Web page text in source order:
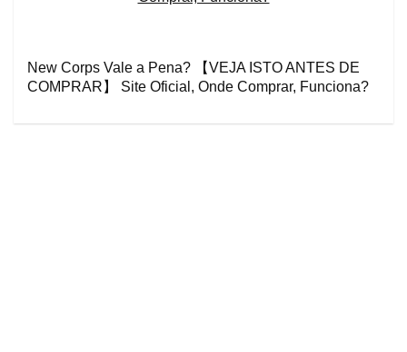
New Corps Vale a Pena? 【VEJA ISTO ANTES DE
COMPRAR】 Site Oficial, Onde Comprar, Funciona?